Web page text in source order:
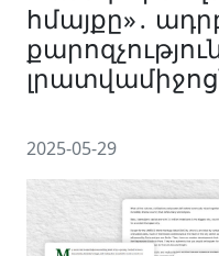
հմայքը»․
2025-05-29